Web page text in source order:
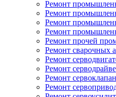
Ремонт
Ремонт
Ремонт
Ремонт
Ремонт прочей
Ремонт сварочных
Ремонт
Ремонт
Ремонт
Ремонт